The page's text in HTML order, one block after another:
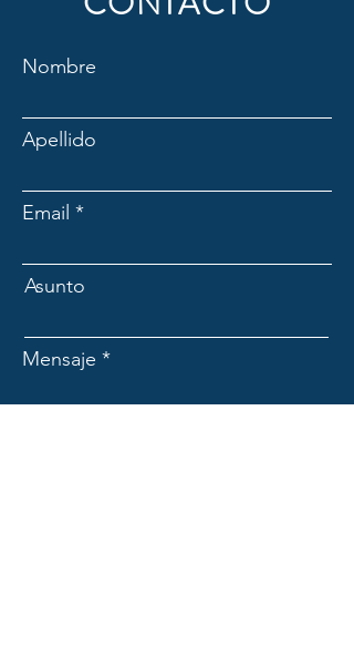
Nombre
Apellido
Email
Asunto
Mensaje